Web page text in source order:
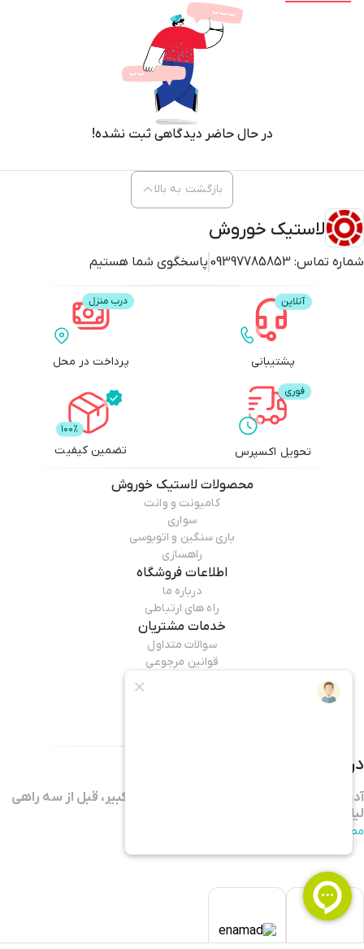
در حال حاضر دیدگاهی ثبت نشده!
لاستیک خوروش
شماره تماس: 09397785853 پاسخگوی شما هستیم
بازگشت به بالا
پشتیبانی پرداخت در محل
تحویل اکسپرس تضمین کیفیت
محصولاتلاستیک خوروش
کامیونت و وانت
سواری
باری سنگین و اتوبوسی
راهسازی
اطلاعات فروشگاه
درباره ما
راه های ارتباطی
خدمات مشتریان
سوالات متداول
قوانین مرجوعی
درباره فروشگاه
آدرس: اصفهان، شاهپور جدید، خیابان امیرکبیر، قبل از سه راهی
لیلان، فروشگاه لاستیک بارز (خوروش)
فروشگاهلاستیک خوروش
انواع لاستیک سواری، نیمه سنگین و سنگین ایرانی و خارجی، اینک
امکان خرید اینترنتی آسان را روی بستری امن و مطمئن فراهم کرده
و در نظر دارد محصولات خود را با مناسب‌ترین قیمت و بالاترین
کیفیت در کمترین زمان ممکن به دست شما برساند
مطالعه بیشتر